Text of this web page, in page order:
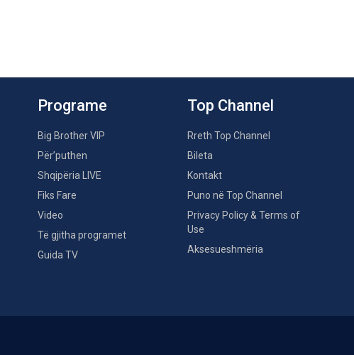
Programe
Big Brother VIP
Për’puthen
Shqipëria LIVE
Fiks Fare
Video
Të gjitha programet
Guida TV
Top Channel
Rreth Top Channel
Bileta
Kontakt
Puno në Top Channel
Privacy Policy & Terms of
Use
Aksesueshmëria